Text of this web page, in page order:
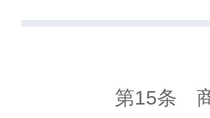
第15条